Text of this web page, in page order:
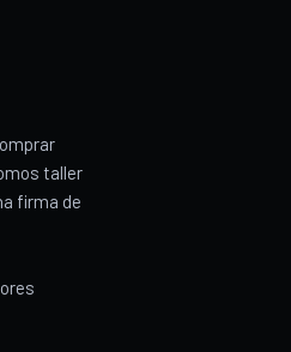
taller
firma de